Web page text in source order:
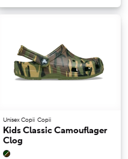
Unisex Copii Copii
Kids Classic Camouflager
Clog